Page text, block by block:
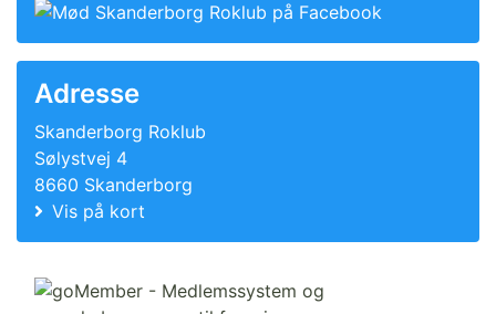
Adresse
Skanderborg Roklub
Sølystvej 4
8660 Skanderborg
Vis på kort